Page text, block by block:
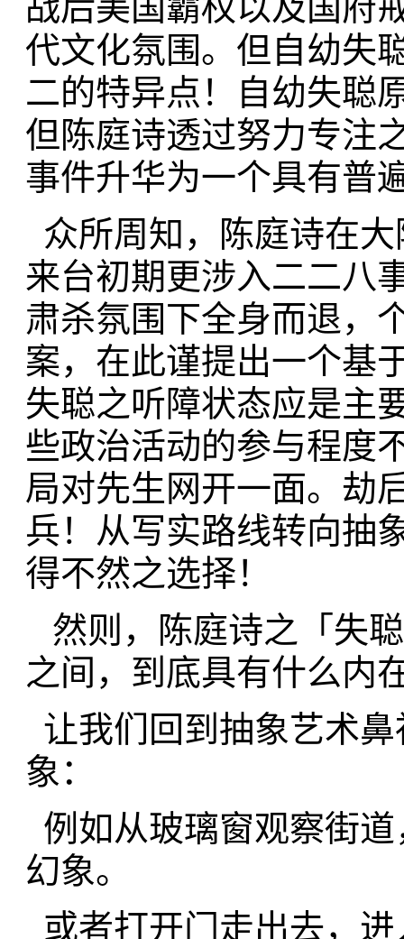
代文化氛围。但自幼失
二的特异点！自幼失聪
但陈庭诗透过努力专注
事件升华为一个具有普
众所周知，陈庭诗在
来台初期更涉入二二八
肃杀氛围下全身而退，
案，在此谨提出一个基
失聪之听障状态应是主
些政治活动的参与程度
局对先生网开一面。劫
兵！从写实路线转向抽
得不然之选择！
然则，陈庭诗之「失
之间，到底具有什么内
让我们回到抽象艺术
象：
例如从玻璃窗观察街
幻象。
或者打开门走出去，